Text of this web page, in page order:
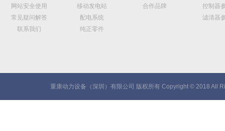
网站安全使用
常见疑问解答
联系我们
移动发电站
配电系统
纯正零件
合作品牌
控制器
滤清器
重康动力设备（深圳）有限公司 版权所有 Copyright © 2018 All